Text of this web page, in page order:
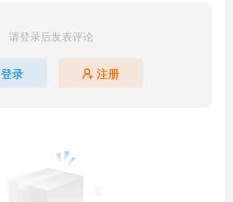
请登录后发表评论
登录 注册